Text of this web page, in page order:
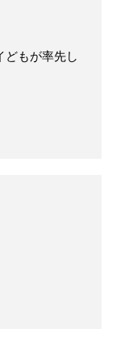
どもが率先し